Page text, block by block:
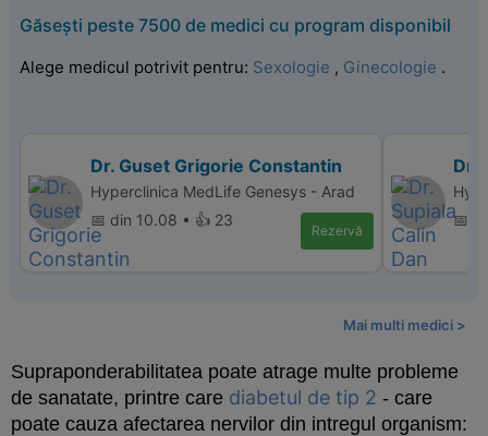
Găsești peste 7500 de medici cu program disponibil
Alege medicul potrivit pentru: Sexologie , Ginecologie .
Dr. Guset Grigorie Constantin
Hyperclinica MedLife Genesys - Arad
📅 din 10.08 • 👍 23
Rezervă
Dr.
📅
Mai multi medici >
Supraponderabilitatea poate atrage multe probleme
de sanatate, printre care diabetul de tip 2 - care
poate cauza afectarea nervilor din intregul organism: